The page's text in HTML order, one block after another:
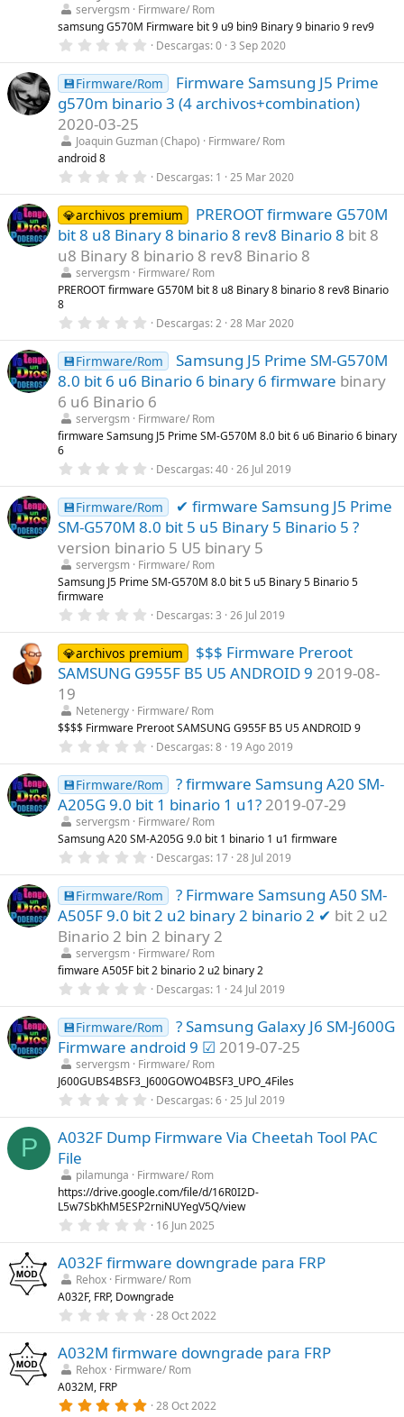
e
l
a
(
s
)
servergsm Firmware/ Rom
samsung G570M Firmware bit 9 u9 bin9 Binary 9 binario 9 rev9
0
0
0
e
s
e
a
(
s
)
Descargas 0 3 Sep 2020
💾Firmware/Rom
Firmware Samsung J5 Prime
g570m binario 3 (4 archivos+combination)
2020-03-25
Joaquin Guzman (Chapo)
Firmware/ Rom
android 8
0
0
0
e
s
t
r
e
l
s
)
Descargas 1 25 Mar 2020
💎archivos premium
PREROOT firmware G570M
bit 8 u8 Binary 8 binario 8 rev8 Binario 8 bit 8
u8 Binary 8 binario 8 rev8 Binario 8
servergsm Firmware/ Rom
PREROOT firmware G570M bit 8 u8 Binary 8 binario 8 rev8 Binario
8
0
0
0
e
s
t
r
e
l
l
s
)
Descargas 2 28 Mar 2020
💾Firmware/Rom
Samsung J5 Prime SM-G570M
8.0 bit 6 u6 Binario 6 binary 6 firmware binary
6 u6 Binario 6
servergsm Firmware/ Rom
firmware Samsung J5 Prime SM-G570M 8.0 bit 6 u6 Binario 6 binary
6
0
0
0
e
s
t
r
e
l
s
)
Descargas 40 26 Jul 2019
💾Firmware/Rom
✔ firmware Samsung J5 Prime
SM-G570M 8.0 bit 5 u5 Binary 5 Binario 5 ?
version binario 5 U5 binary 5
servergsm Firmware/ Rom
Samsung J5 Prime SM-G570M 8.0 bit 5 u5 Binary 5 Binario 5
firmware
0
0
0
e
s
e
l
a
(
s
)
Descargas 3 26 Jul 2019
💎archivos premium
$$$ Firmware Preroot
SAMSUNG G955F B5 U5 ANDROID 9 2019-08-
19
Netenergy Firmware/ Rom
$$$$ Firmware Preroot SAMSUNG G955F B5 U5 ANDROID 9
0
0
0
e
s
t
r
e
l
a
(
s
)
Descargas 8 19 Ago 2019
💾Firmware/Rom
? firmware Samsung A20 SM-
A205G 9.0 bit 1 binario 1 u1? 2019-07-29
servergsm Firmware/ Rom
Samsung A20 SM-A205G 9.0 bit 1 binario 1 u1 firmware
0
0
0
e
s
e
l
a
(
s
)
Descargas 17 28 Jul 2019
💾Firmware/Rom
? Firmware Samsung A50 SM-
A505F 9.0 bit 2 u2 binary 2 binario 2 ✔ bit 2 u2
Binario 2 bin 2 binary 2
servergsm Firmware/ Rom
fimware A505F bit 2 binario 2 u2 binary 2
0
0
0
e
s
t
r
e
l
(
Descargas 1 24 Jul 2019
💾Firmware/Rom
? Samsung Galaxy J6 SM-J600G
Firmware android 9 ☑ 2019-07-25
servergsm Firmware/ Rom
J600GUBS4BSF3_J600GOWO4BSF3_UPO_4Files
0
0
0
e
t
r
e
l
s
)
Descargas 6 25 Jul 2019
P
A032F Dump Firmware Via Cheetah Tool PAC
File
pilamunga
Firmware/ Rom
https://drive.google.com/file/d/16R0I2D-
L5w7SbKhM5ESP2rniNUYegV5Q/view
0
0
0
e
s
t
r
l
l
a
(
)
16 Jun 2025
A032F firmware downgrade para FRP
Rehox Firmware/ Rom
A032F, FRP, Downgrade
0
0
0
e
s
r
28 Oct 2022
A032M firmware downgrade para FRP
Rehox Firmware/ Rom
A032M, FRP
528 Oct 2022